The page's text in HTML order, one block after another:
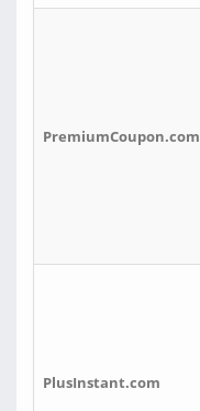
PremiumCoupon.com
PlusInstant.com